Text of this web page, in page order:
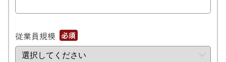
従業員規模